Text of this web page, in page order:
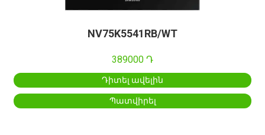
NV75K5541RB/WT
389000 Դ
Դիտել ավելին
Պատվիրել